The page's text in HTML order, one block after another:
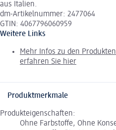
aus Italien.
dm-Artikelnummer: 2477064
GTIN: 4067796060959
Weitere Links
Mehr Infos zu den
erfahren Sie hier
Produktmerkmale
Produkteigenschaften:
Ohne Farbstoffe, Ohne